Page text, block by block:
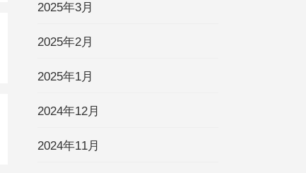
2025年3月
2025年2月
2025年1月
2024年12月
2024年11月